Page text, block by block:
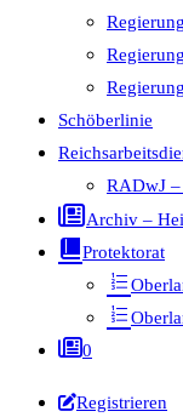
Schöberlinie
RADwJ
Archiv –
Protektorat
0
Registrieren